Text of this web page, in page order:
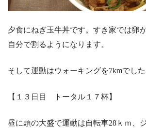
夕食にねぎ玉牛丼です。すき家では卵
自分で割るようになります。
そして運動はウォーキングを7kmでした
【１３日目 トータル１７杯】
昼に頭の大盛で運動は自転車28ｋｍ、